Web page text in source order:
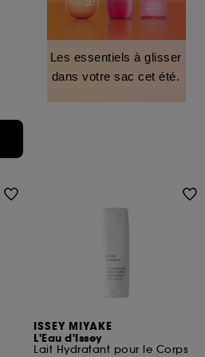
Les essentiels à glisser
dans votre sac cet été.
ISSEY MIYAKE
L'Eau d'Issey
Lait Hydratant pour le Corps